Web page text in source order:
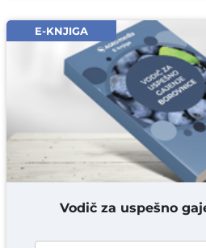
Email* obavezno
Komentar* obavezno
DODAJ
E-KNJIGA
Vodič za uspešno